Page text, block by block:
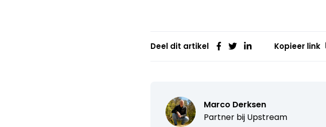
Deel dit artikel Kopieer link
Marco Derksen
Partner bij Upstream